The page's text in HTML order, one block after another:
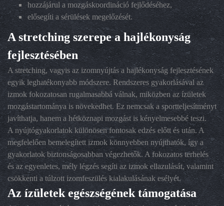
hozzájárul a mozgáskoordináció fejlődéséhez,
elősegíti a sérülések megelőzését.
A stretching szerepe a hajlékonyság
fejlesztésében
A stretching, vagyis az izomnyújtás a hajlékonyság fejlesztésének
egyik leghatékonyabb módszere. Rendszeres gyakorlásával az
izmok fokozatosan rugalmasabbá válnak, miközben az ízületek
mozgástartománya is növekedhet. Ez nemcsak a sportteljesítményt
javíthatja, hanem a hétköznapi mozgást is kényelmesebbé teszi.
A nyújtógyakorlatok különösen fontosak edzés előtt és után. A
megfelelően bemelegített izmok könnyebben nyújthatók, így a
gyakorlatok biztonságosabban végezhetők. A fokozatos terhelés
és az egyenletes, mély légzés segíti az izmok ellazulását, valamint
csökkenti a túlzott izomfeszülés kialakulásának esélyét.
Az ízületek egészségének támogatása